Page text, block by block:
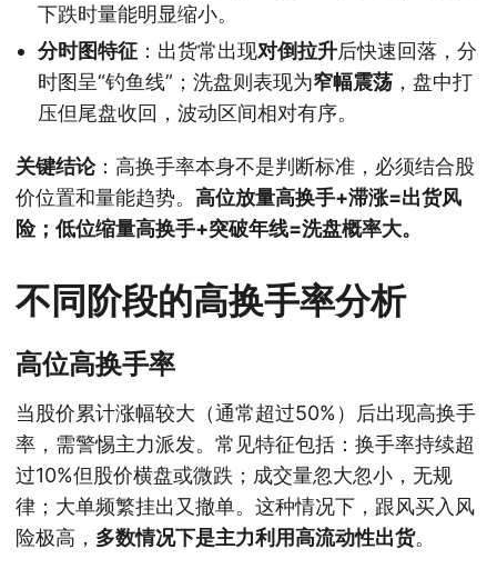
下跌时量能明显缩小。
分时图特征 ：出货常出现对倒拉升后快速回落，分
时图呈“钓鱼线”；洗盘则表现为窄幅震荡 ，盘中打
压但尾盘收回，波动区间相对有序。
关键结论：高换手率本身不是判断标准，必须结合股
价位置和量能趋势。 高位放量高换手+滞涨=出货风
险；低位缩量高换手+突破年线=洗盘概率大。
不同阶段的高换手率分析
高位高换手率
当股价累计涨幅较大（通常超过50%）后出现高换手
率，需警惕主力派发。常见特征包括：换手率持续超
过10%但股价横盘或微跌；成交量忽大忽小，无规
律；大单频繁挂出又撤单。这种情况下，跟风买入风
险极高， 多数情况下是主力利用高流动性出货。